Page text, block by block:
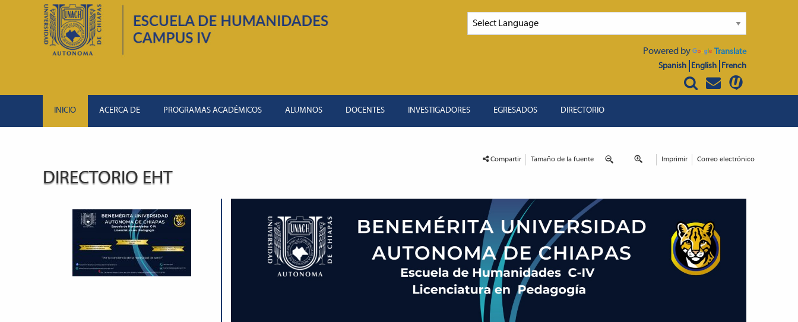
Powered by
Translate
Spanish
English French
INICIO ACERCA DE PROGRAMAS ACADÉMICOS ALUMNOS DOCENTES INVESTIGADORES EGRESADOS DIRECTORIO
Compartir Tamaño de la fuente Imprimir Correo electrónico
DIRECTORIO EHT